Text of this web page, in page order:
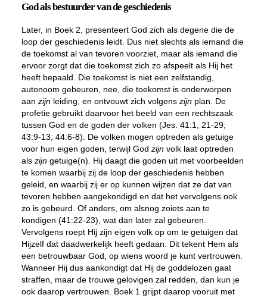
God als bestuurder van de geschiedenis
Later, in Boek 2, presenteert God zich als degene die de
loop der geschiedenis leidt. Dus niet slechts als iemand die
de toekomst al van tevoren voorziet, maar als iemand die
ervoor zorgt dat die toekomst zich zo afspeelt als Hij het
heeft bepaald. Die toekomst is niet een zelfstandig,
autonoom gebeuren, nee, die toekomst is onderworpen
aan zijnleiding, en ontvouwt zich volgens zijnplan. De
profetie gebruikt daarvoor het beeld van een rechtszaak
tussen God en de goden der volken (Jes. 41:1, 21-29;
43:9-13; 44:6-8). De volken mogen optreden als getuige
voor hun eigen goden, terwijl God zijn volk laat optreden
als zijngetuige(n). Hij daagt die goden uit met voorbeelden
te komen waarbij zij de loop der geschiedenis hebben
geleid, en waarbij zij er op kunnen wijzen dat ze dat van
tevoren hebben aangekondigd en dat het vervolgens ook
zo is gebeurd. Of anders, om alsnog zoiets aan te
kondigen (41:22-23), wat dan later zal gebeuren.
Vervolgens roept Hij zijn eigen volk op om te getuigen dat
Hijzelf dat daadwerkelijk heeft gedaan. Dit tekent Hem als
een betrouwbaar God, op wiens woord je kunt vertrouwen.
Wanneer Hij dus aankondigt dat Hij de goddelozen gaat
straffen, maar de trouwe gelovigen zal redden, dan kun je
ook daarop vertrouwen. Boek 1 grijpt daarop vooruit met